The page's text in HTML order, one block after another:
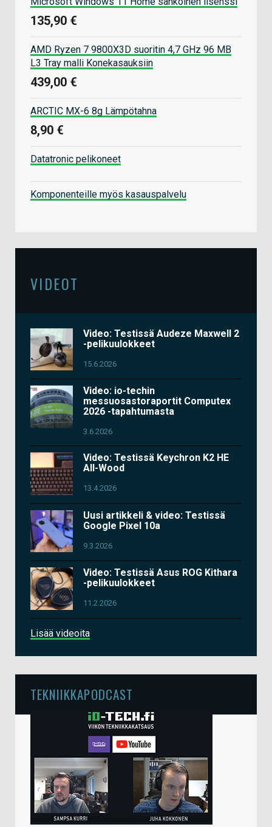
135,90 €
AMD Ryzen 7 9800X3D suoritin 4,7 GHz 96 MB
L3 Tray malli Konekasauksiin
439,00 €
ARCTIC MX-6 8g Lämpötahna
8,90 €
Datatronic pelikoneet
Komponenteille myös kasauspalvelu
VIDEOT
Video: Testissä Audeze Maxwell 2
-pelikuulokkeet
15.6.2026
Video: io-techin
messuosastoraportit Computex
2026 -tapahtumasta
3.6.2026
Video: Testissä Keychron K2 HE
All-Wood
13.4.2026
Uusi artikkeli & video: Testissä
Google Pixel 10a
9.3.2026
Video: Testissä Asus ROG Kithara
-pelikuulokkeet
11.2.2026
Lisää videoita
TEKNIIKKAPODCAST